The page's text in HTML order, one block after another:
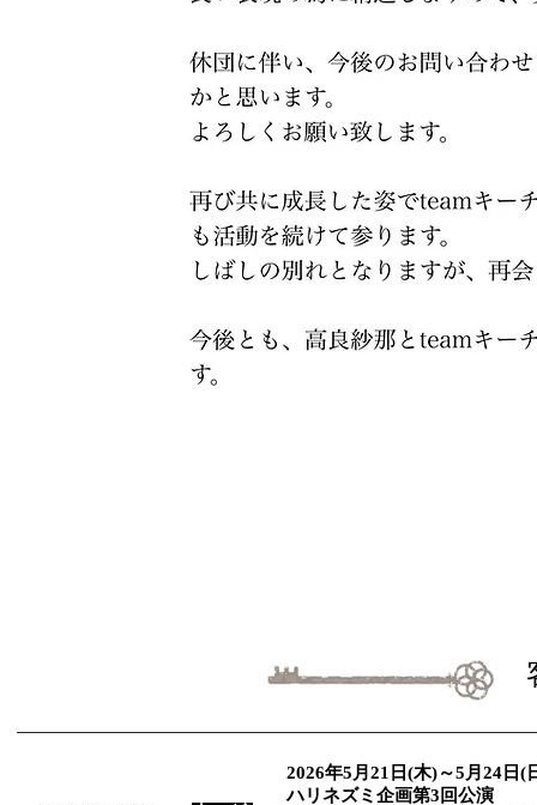
2026年5月21日(木)～5月24日(
ハリネズミ企画第3回公演